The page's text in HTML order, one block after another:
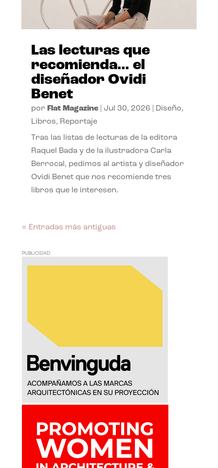
Las lecturas que
recomienda… el
diseñador Ovidi
Benet
por Flat Magazine| Jul 30, 2026 Diseño,
Libros, Reportaje
Tras las listas de lecturas de la editora
Raquel Bada y de la ilustradora Carla
Berrocal, pedimos al artista y diseñador
Ovidi Benet que nos recomiende tres
libros que le interesen.
« Entradas más antiguas
PUBLICIDAD